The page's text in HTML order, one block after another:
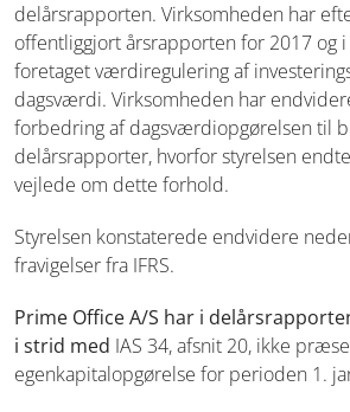
delårsrapporten. Virksomheden har
offentliggjortårsrapporten for 2017 og
foretaget værdireguleringaf
dagsværdi. Virksomheden har
forbedring af dagsværdiopgørelsen til
delårsrapporter, hvorfor styrelsen
vejlede om dette forhold.
Styrelsen konstaterede endvidere
fravigelser fra IFRS.
Prime Office A/S har i
i strid med IAS 34, afsnit 20, ikke
egenkapitalopgørelse for perioden 1.